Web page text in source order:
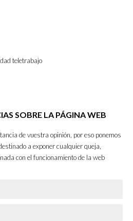
teletrabajo
SOBRE LA PÁGINA WEB
de vuestra opinión, por eso ponemos
a exponer cualquier queja,
con el funcionamiento de la web